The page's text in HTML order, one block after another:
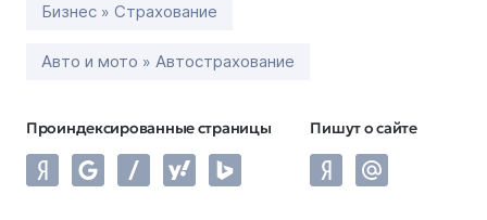
Бизнес » Страхование
Авто и мото » Автострахование
Проиндексированные страницы Пишут о сайте